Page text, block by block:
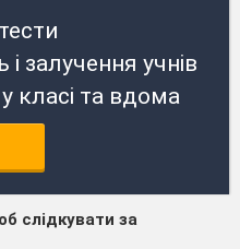
залучення учнів
класі та вдома
слідкувати за